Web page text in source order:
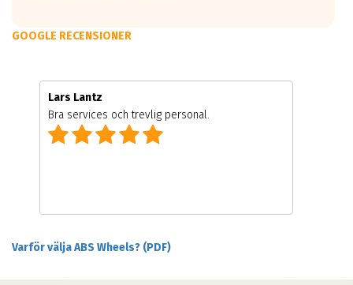
GOOGLE RECENSIONER
Lars Lantz
Bra services och trevlig personal.
Varför välja ABS Wheels? (PDF)